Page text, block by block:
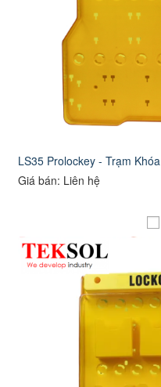
LS35 Prolockey - Trạm
Giá bán: Liên hệ